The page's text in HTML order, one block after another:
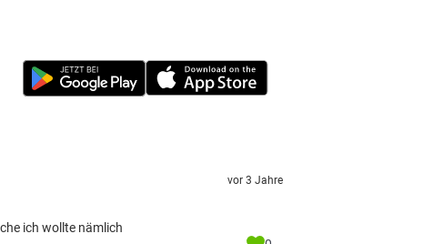
ich wollte nämlich
vor 3 Jahre